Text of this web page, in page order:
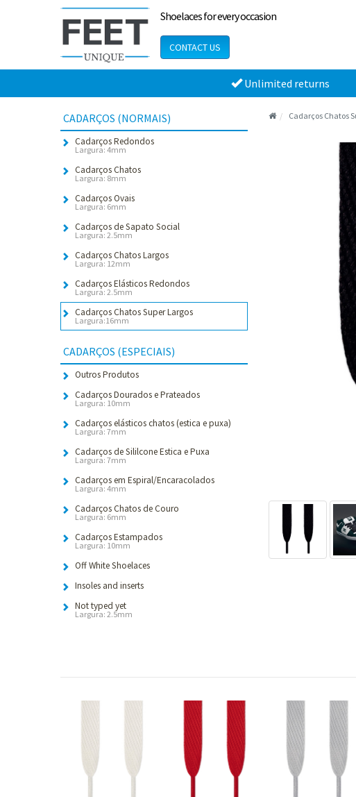
Shoelaces for every occasion
CONTACT US
Unlimited returns
CADARÇOS (NORMAIS)
Cadarços Redondos
Largura: 4mm
Cadarços Chatos
Largura: 8mm
Cadarços Ovais
Largura: 6mm
Cadarços de Sapato Social
Largura: 2.5mm
Cadarços Chatos Largos
Largura: 12mm
Cadarços Elásticos Redondos
Largura: 2.5mm
Cadarços Chatos Super Largos
Largura:16mm
CADARÇOS (ESPECIAIS)
Outros Produtos
Cadarços Dourados e Prateados
Largura: 10mm
Cadarços elásticos chatos (estica e puxa)
Largura: 7mm
Cadarços de Sililcone Estica e Puxa
Largura: 7mm
Cadarços em Espiral/Encaracolados
Largura: 4mm
Cadarços Chatos de Couro
Largura: 6mm
Cadarços Estampados
Largura: 10mm
Off White Shoelaces
Insoles and inserts
Not typed yet
Largura: 2.5mm
Cadarços Chatos